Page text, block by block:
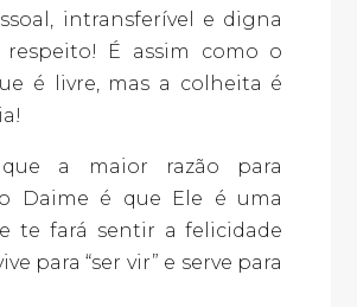
intransferível e digna
respeito! É assim como o
é livre, mas a colheita é
a maior razão para
Daime é que Ele é uma
te fará sentir a felicidade
para “ser vir” e serve para